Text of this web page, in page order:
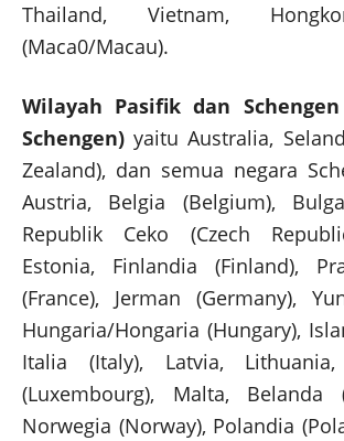
Thailand, Vietnam,
(Maca0/Macau).
Wilayah Pasifik dan
Schengen) yaitu Australia,
Zealand), dan semua negara
Austria, Belgia (Belgium),
Republik Ceko (Czech
Estonia, Finlandia (Finland),
(France), Jerman (Germany),
Hungaria/Hongaria (Hungary),
Italia (Italy), Latvia, Lithuania,
(Luxembourg), Malta, Belanda
Norwegia (Norway), Polandia